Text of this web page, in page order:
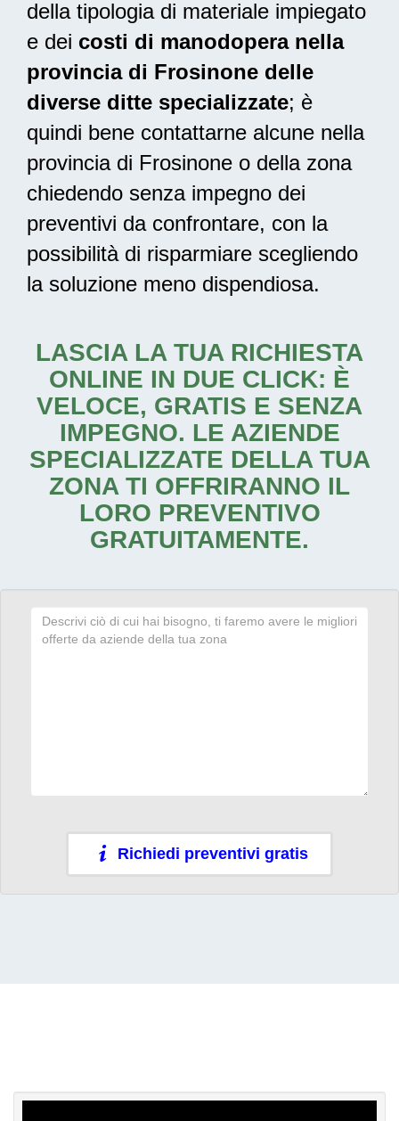
della tipologia di materiale impiegato
e dei costi di manodopera nella
provincia di Frosinone delle
diverse ditte specializzate; è
quindi bene contattarne alcune nella
provincia di Frosinone o della zona
chiedendo senza impegno dei
preventivi da confrontare, con la
possibilità di risparmiare scegliendo
la soluzione meno dispendiosa.
LASCIA LA TUA RICHIESTA
ONLINE IN DUE CLICK: È
VELOCE, GRATIS E SENZA
IMPEGNO. LE AZIENDE
SPECIALIZZATE DELLA TUA
ZONA TI OFFRIRANNO IL
LORO PREVENTIVO
GRATUITAMENTE.
Richiedi preventivi gratis